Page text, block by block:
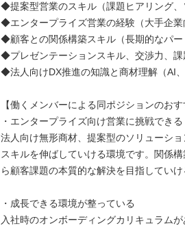
◆提案型営業のスキル（課題ヒアリング
◆エンタープライズ営業の経験（大手企業
◆顧客との関係構築スキル（長期的なパー
◆プレゼンテーションスキル、交渉力、課
◆法人向けDX推進の知識と商材理解（AI
【働くメンバーによる同ポジションのおす
・エンタープライズ向け営業に挑戦できる
法人向け無形商材、提案型のソリューシ
スキルを伸ばしていける環境です。関係
ら顧客課題の本質的な解決を目指していけ
・成長できる環境が整っている
入社時のオンボーディングカリキュラム